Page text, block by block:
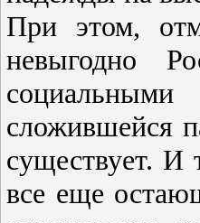
При этом,
невыгодно
сложившейся
существует. И
все еще